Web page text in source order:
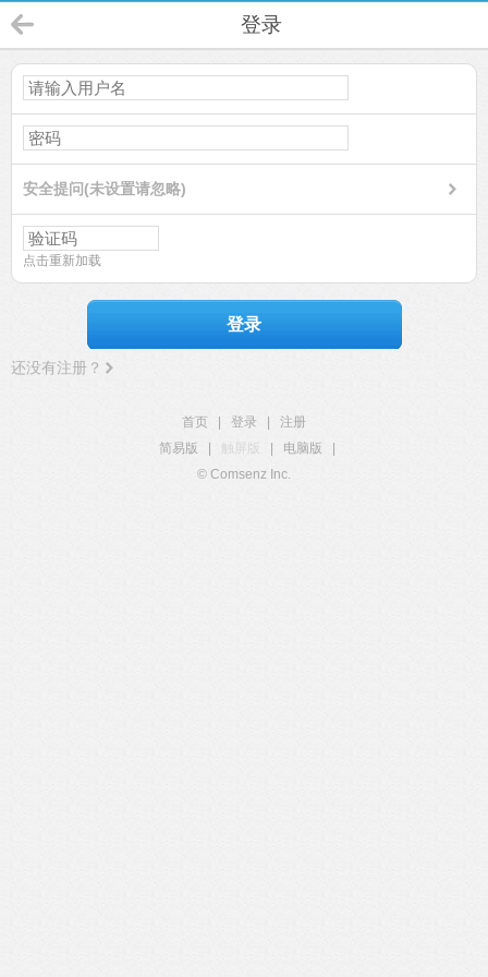
登录
安全提问(未设置请忽略)
点击重新加载
登录
还没有注册？
首页 登录
注册
简易版
触屏版 电脑版
© Comsenz Inc.